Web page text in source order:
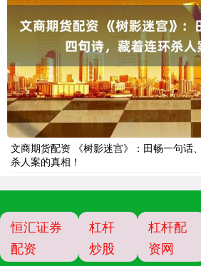
文商期货配资 《树影迷宫》：田畅一句话
杀人案的真相！
恒汇证券
配资
杠杆
炒股
杠杆配
资网